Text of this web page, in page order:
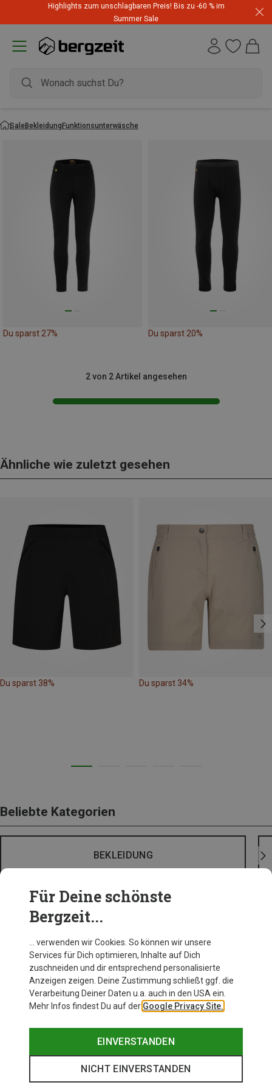
Highlights zum unschlagbaren Preis! Bis zu -60 % im
Summer Sale
SaleBekleidungFunktionsunterwäsche
Du sparst 27% Du sparst 20%
2 von 2 Artikel angesehen
Ähnliche wie zuletzt gesehen
Du sparst 38% Du sparst 34%
Beliebte Kategorien
BEKLEIDUNG
Für Deine schönste
Bergzeit...
… verwenden wir Cookies. So können wir unsere
Services für Dich optimieren, Inhalte auf Dich
zuschneiden und dir entsprechend personalisierte
Anzeigen zeigen. Deine Zustimmung schließt ggf. die
Verarbeitung Deiner Daten u.a. auch in den USA ein.
Mehr Infos findest Du auf der Google Privacy Site.
EINVERSTANDEN
NICHT EINVERSTANDEN